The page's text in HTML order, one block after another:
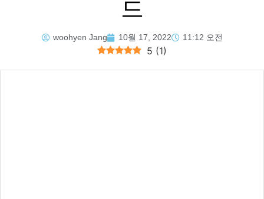
드
woohyen Jang 10월 17, 2022 11:12 오전
5 (1)